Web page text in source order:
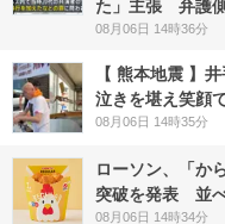
た」主張 弁護
08月06日 14時36分
【 熊本地震 】
泣きを堪え笑顔
08月06日 14時35分
ローソン、「か
突破を発表 並
08月06日 14時34分